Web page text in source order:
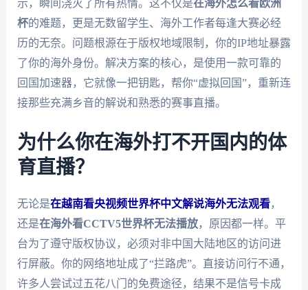
示，瞬间浇灭了所有热情。这不仅是在海外怎么看欧洲
杯的难题，更是无数留学生、海外工作者每逢大赛必经
历的无奈。问题根源在于版权地域限制，你的IP地址暴露
了你的海外身份。解决方案的核心，是使用一款可靠的
回国加速器，它就像一把钥匙，帮你“虚拟回国”，重新连
接那些充满乡音的解说和熟悉的赛事直播。
为什么你在海外打不开国内的体
育直播？
无论是在越南看央视频世界杯中文解说海外无法观看，
还是在海外看CCTV5世界杯无法播放，原因都一样。平
台为了遵守版权协议，必须对非中国大陆地区的访问进
行屏蔽。你的网络地址成了“拦路虎”。直接访问行不通，
许多人尝试过五花八门的免费途径，结果不是信号卡成